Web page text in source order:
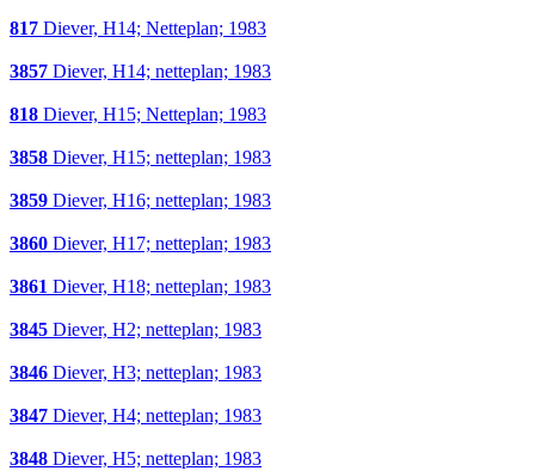
817 Diever, H14; Netteplan; 1983
3857 Diever, H14; netteplan; 1983
818 Diever, H15; Netteplan; 1983
3858 Diever, H15; netteplan; 1983
3859 Diever, H16; netteplan; 1983
3860 Diever, H17; netteplan; 1983
3861 Diever, H18; netteplan; 1983
3845 Diever, H2; netteplan; 1983
3846 Diever, H3; netteplan; 1983
3847 Diever, H4; netteplan; 1983
3848 Diever, H5; netteplan; 1983